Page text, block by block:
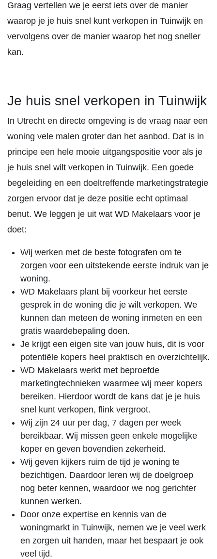
Graag vertellen we je eerst iets over de manier
waarop je je huis snel kunt verkopen in Tuinwijk en
vervolgens over de manier waarop het nog sneller
kan.
Je huis snel verkopen in Tuinwijk
In Utrecht en directe omgeving is de vraag naar een
woning vele malen groter dan het aanbod. Dat is in
principe een hele mooie uitgangspositie voor als je
je huis snel wilt verkopen in Tuinwijk. Een goede
begeleiding en een doeltreffende marketingstrategie
zorgen ervoor dat je deze positie echt optimaal
benut. We leggen je uit wat WD Makelaars voor je
doet:
Wij werken met de beste fotografen om te
zorgen voor een uitstekende eerste indruk van je
woning.
WD Makelaars plant bij voorkeur het eerste
gesprek in de woning die je wilt verkopen. We
kunnen dan meteen de woning inmeten en een
gratis waardebepaling doen.
Je krijgt een eigen site van jouw huis, dit is voor
potentiële kopers heel praktisch en overzichtelijk.
WD Makelaars werkt met beproefde
marketingtechnieken waarmee wij meer kopers
bereiken. Hierdoor wordt de kans dat je je huis
snel kunt verkopen, flink vergroot.
Wij zijn 24 uur per dag, 7 dagen per week
bereikbaar. Wij missen geen enkele mogelijke
koper en geven bovendien zekerheid.
Wij geven kijkers ruim de tijd je woning te
bezichtigen. Daardoor leren wij de doelgroep
nog beter kennen, waardoor we nog gerichter
kunnen werken.
Door onze expertise en kennis van de
woningmarkt in Tuinwijk, nemen we je veel werk
en zorgen uit handen, maar het bespaart je ook
veel tijd.